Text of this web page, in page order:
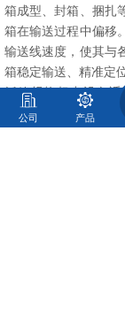
箱成型、封箱、捆扎
箱在输送过程中偏移
输送线速度，使其与
箱稳定输送、精准定位
纸箱规格超出设备
宽、高尺寸超出设备
公司 产品